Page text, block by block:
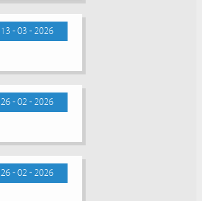
13 - 03 - 2026
26 - 02 - 2026
26 - 02 - 2026